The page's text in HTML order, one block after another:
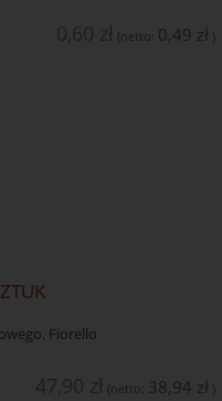
(netto: 0,49 zł )
Fiorello
(netto: 38,94 zł )